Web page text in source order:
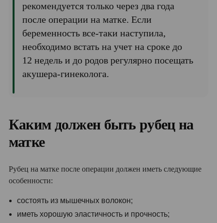
рекомендуется только через два года
после операции на матке. Если
беременность все-таки наступила,
необходимо встать на учет на сроке до
12 недель и до родов регулярно посещать
акушера-гинеколога.
Каким должен быть рубец на
матке
Рубец на матке после операции должен иметь следующие
особенности:
состоять из мышечных волокон;
иметь хорошую эластичность и прочность;